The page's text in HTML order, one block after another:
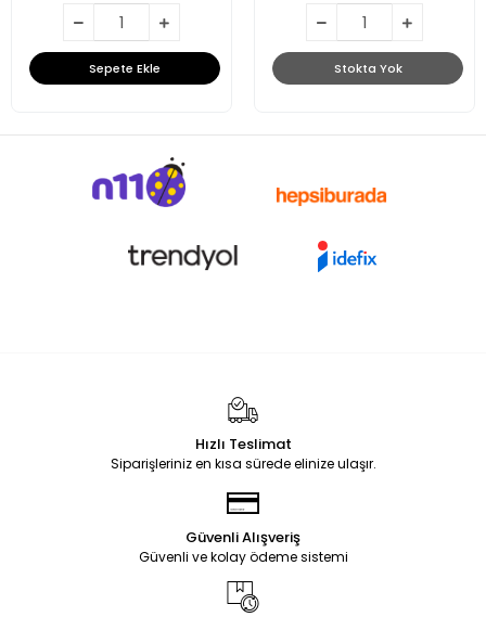
Sepete Ekle Stokta Yok
Hızlı Teslimat
Siparişleriniz en kısa sürede elinize ulaşır.
Güvenli Alışveriş
Güvenli ve kolay ödeme sistemi